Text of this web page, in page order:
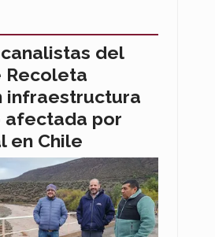
canalistas del
Recoleta
infraestructura
afectada por
en Chile